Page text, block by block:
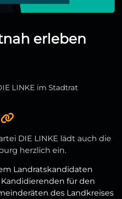
erleben
LINKE im Stadtrat
DIE LINKE lädt auch die
herzlich ein.
Landratskandidaten
für den
des Landkreises